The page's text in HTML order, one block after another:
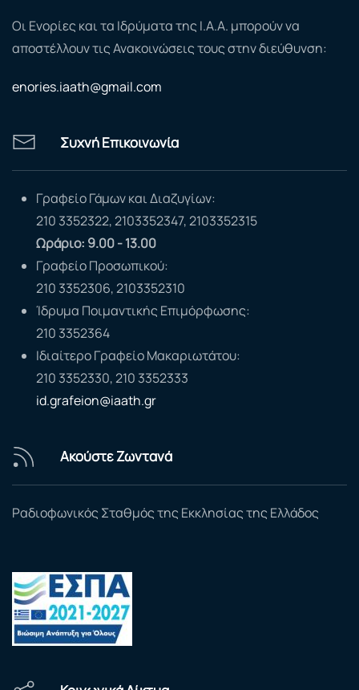
Οι Ενορίες και τα Ιδρύματα της Ι.Α.Α. μπορούν να
αποστέλλουν τις Ανακοινώσεις τους στην διεύθυνση:
enories.iaath@gmail.com
Συχνή Επικοινωνία
Γραφείο Γάμων και Διαζυγίων:
210 3352322, 2103352347, 2103352315
Ωράριο: 9.00 - 13.00
Γραφείο Προσωπικού:
210 3352306, 2103352310
Ίδρυμα Ποιμαντικής Επιμόρφωσης:
210 3352364
Ιδιαίτερο Γραφείο Μακαριωτάτου:
210 3352330, 210 3352333
id.grafeion@iaath.gr
Ακούστε Ζωντανά
Ραδιοφωνικός Σταθμός της Εκκλησίας της Ελλάδος